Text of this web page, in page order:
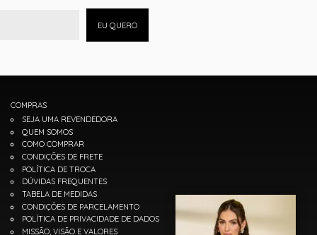
EU QUERO
COMPRAS
SEJA UMA REVENDEDORA
QUEM SOMOS
COMO COMPRAR
CONDIÇÕES DE FRETE
POLÍTICA DE TROCA
DÚVIDAS FREQUENTES
TABELA DE MEDIDAS
CONDIÇÕES DE PARCELAMENTO
POLÍTICA DE PRIVACIDADE DE DADOS
MISSÃO, VISÃO E VALORES